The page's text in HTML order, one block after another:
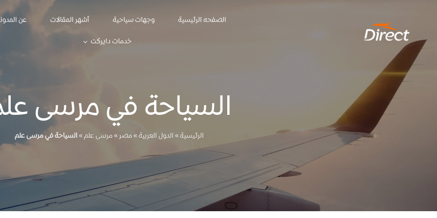
content
الصفحه الرئيسية وجهات سياحية أشهر المقالات
عن
خدمات دايركت
السياحة في مرسى
الرئيسية»الدول العربية»مصر»مرسى علم»السياحة في مرسى علم